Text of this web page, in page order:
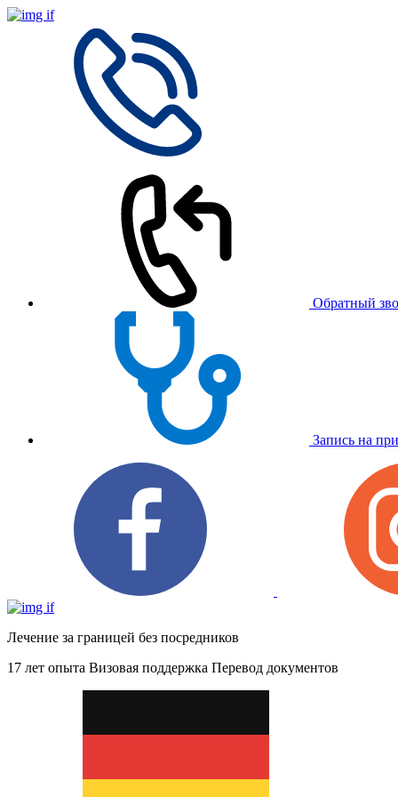
Обратный
Запись на
Лечение за границей без посредников
17 лет опыта Визовая поддержка Перевод документов